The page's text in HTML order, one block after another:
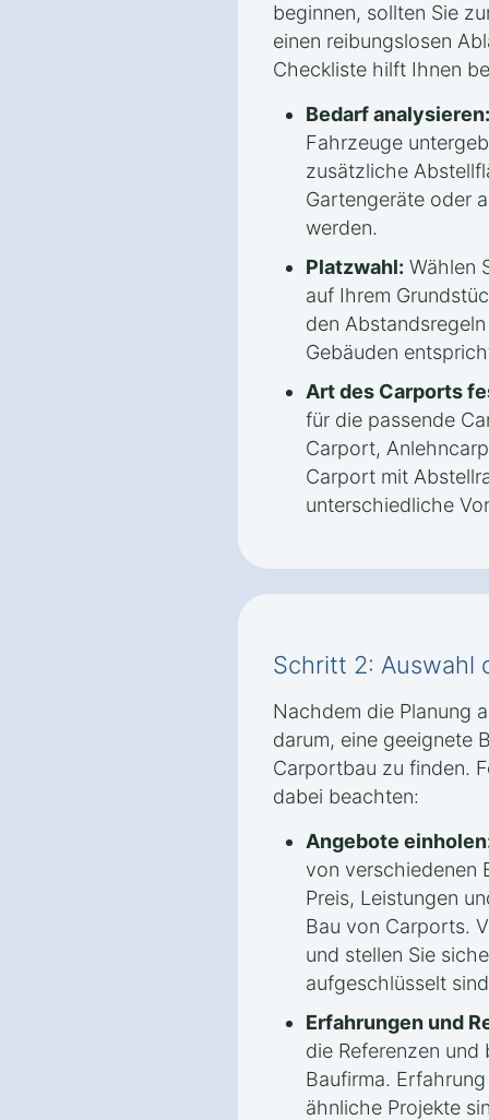
beginnen, sollten Sie
einen reibungslosen
Checkliste hilft Ihnen
Bedarf analysieren:
Fahrzeuge
zusätzliche
Gartengeräte oder
werden.
Platzwahl: Wählen
auf Ihrem
den
Gebäuden
Art des Carports
für die passende
Carport,
Carport mit
unterschiedliche
Schritt 2: Auswahl
Nachdem die Planung
darum, eine geeignete
Carportbau zu finden.
dabei beachten:
Angebote
von verschiedenen
Preis, Leistungen
Bau von Carports.
und stellen Sie
aufgeschlüsselt
Erfahrungen und
die Referenzen und
Baufirma.
ähnliche Projekte